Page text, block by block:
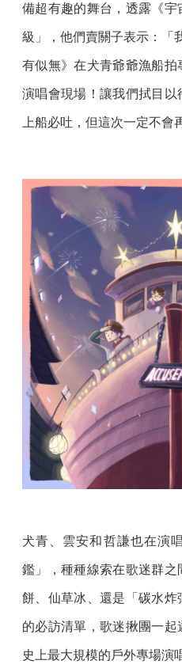
備超有趣的舞台，透露《
級」，他們賣關子表示：「
有似無》在犬青爺爺漁船
演唱會現場！讓我們拭目
上船必吐，但這次一定不會
犬青、雲安和哲謙也在演
鑑」，種種線索在歌迷群
餅、仙草冰、還是「碳水
的必訪清單，歌迷揪團一
史上最大規模的戶外專場演